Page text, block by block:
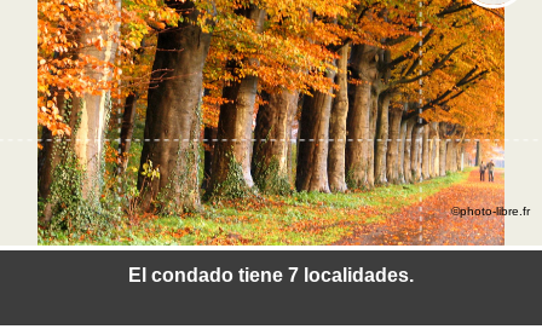
El condado tiene 7 localidades.
©photo-libre.fr